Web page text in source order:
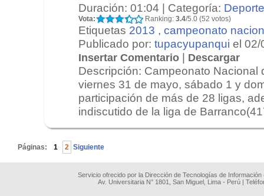
Duración: 01:04 | Categoría:
Vota: Ranking: 3.4/5.0 (52 votos)
Etiquetas 2013 , campeonato
Publicado por: tupacyupanqui el 02/
Insertar Comentario | Descargar
Descripción: Campeonato Nacional
viernes 31 de mayo, sábado 1 y
participación de más de 28 ligas,
indiscutido de la liga de
Páginas: 1 2 Siguiente
Servicio ofrecido por la Dirección de Tecnologías de
Av. Universitaria N° 1801, San Miguel, Lima - Perú |